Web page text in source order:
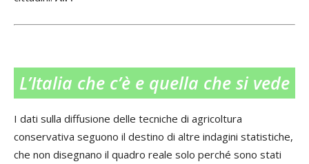
L’Italia che c’è e quella che si vede
I dati sulla diffusione delle tecniche di agricoltura
conservativa seguono il destino di altre indagini statistiche,
che non disegnano il quadro reale solo perché sono stati